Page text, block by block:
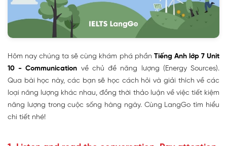
Hôm nay chúng ta sẽ cùng khám phá phần Tiếng Anh lớp 7 Unit
10 - Communication về chủ đề năng lượng (Energy Sources).
Qua bài học này, các bạn sẽ học cách hỏi và giải thích về các
loại năng lượng khác nhau, đồng thời thảo luận về việc tiết kiệm
năng lượng trong cuộc sống hàng ngày. Cùng LangGo tìm hiểu
chi tiết nhé!